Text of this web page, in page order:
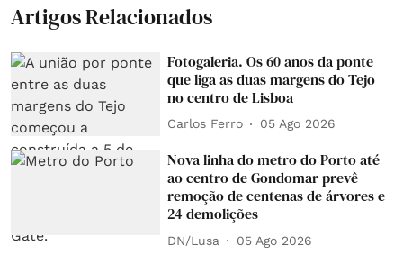
Artigos Relacionados
Fotogaleria. Os 60 anos da ponte
que liga as duas margens do Tejo
no centro de Lisboa
Carlos Ferro 05 Ago 2026
Nova linha do metro do Porto até
ao centro de Gondomar prevê
remoção de centenas de árvores e
24 demolições
DN/Lusa 05 Ago 2026